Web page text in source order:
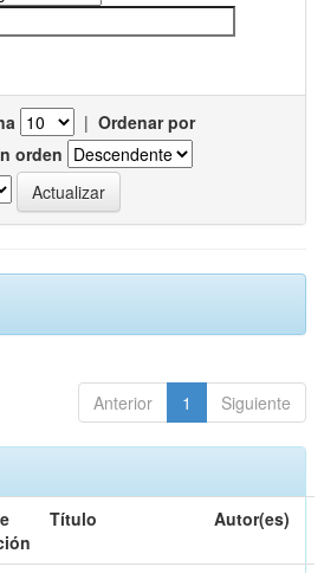
| Ordenar por
orden
Anterior 1 Siguiente
Título Autor(es)